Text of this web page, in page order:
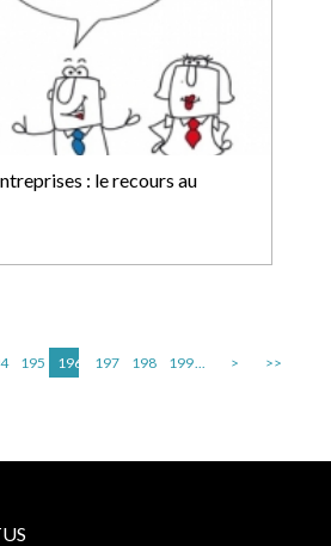
: le recours au
195 196 197 198 199... > >>